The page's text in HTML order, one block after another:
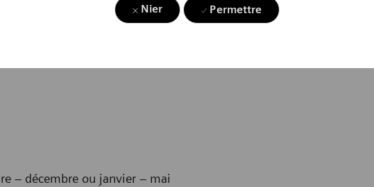
Nier Permettre
– décembre ou janvier – mai